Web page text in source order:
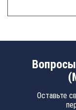
Оставьте